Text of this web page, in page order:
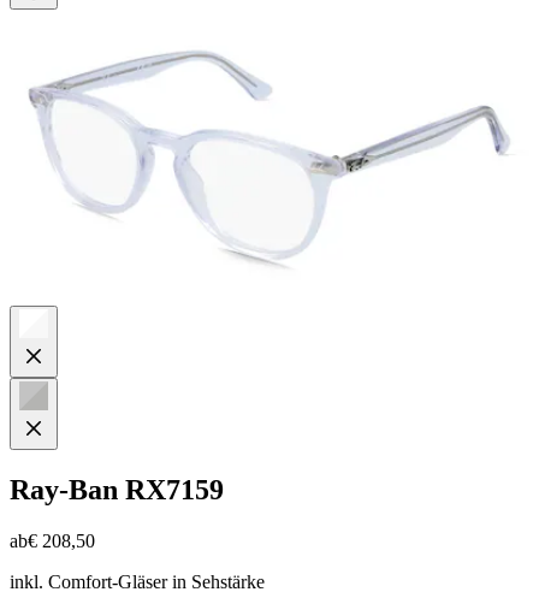
Sternen.
Ray-Ban RX7159
ab€ 208,50
inkl. Comfort-Gläser in Sehstärke